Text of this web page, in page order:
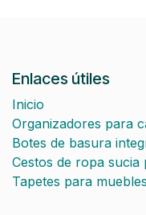
Enlaces útiles
Inicio
Organizadores para
Botes de basura
Cestos de ropa sucia
Tapetes para